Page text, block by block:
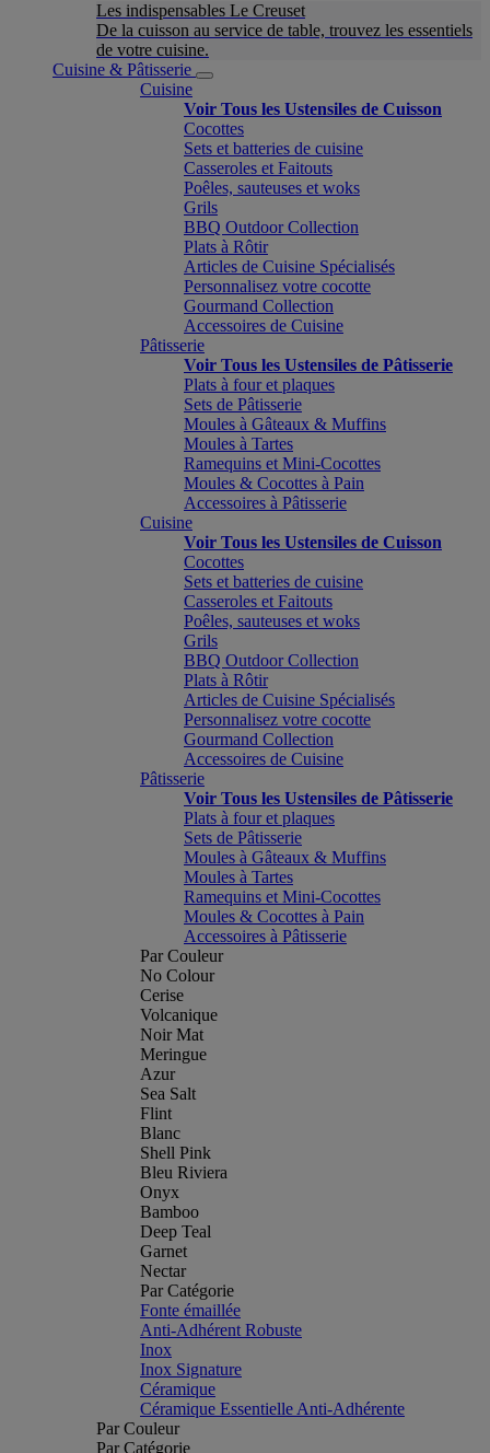
Les indispensables Le Creuset
De la cuisson au service de table, trouvez les essentiels
de votre cuisine.
Cuisine & Pâtisserie
Cuisine
Voir Tous les Ustensiles de Cuisson
Cocottes
Sets et batteries de cuisine
Casseroles et Faitouts
Poêles, sauteuses et woks
Grils
BBQ Outdoor Collection
Plats à Rôtir
Articles de Cuisine Spécialisés
Personnalisez votre cocotte
Gourmand Collection
Accessoires de Cuisine
Pâtisserie
Voir Tous les Ustensiles de Pâtisserie
Plats à four et plaques
Sets de Pâtisserie
Moules à Gâteaux & Muffins
Moules à Tartes
Ramequins et Mini-Cocottes
Moules & Cocottes à Pain
Accessoires à Pâtisserie
Cuisine
Voir Tous les Ustensiles de Cuisson
Cocottes
Sets et batteries de cuisine
Casseroles et Faitouts
Poêles, sauteuses et woks
Grils
BBQ Outdoor Collection
Plats à Rôtir
Articles de Cuisine Spécialisés
Personnalisez votre cocotte
Gourmand Collection
Accessoires de Cuisine
Pâtisserie
Voir Tous les Ustensiles de Pâtisserie
Plats à four et plaques
Sets de Pâtisserie
Moules à Gâteaux & Muffins
Moules à Tartes
Ramequins et Mini-Cocottes
Moules & Cocottes à Pain
Accessoires à Pâtisserie
Par Couleur
No Colour
Cerise
Volcanique
Noir Mat
Meringue
Azur
Sea Salt
Flint
Blanc
Shell Pink
Bleu Riviera
Onyx
Bamboo
Deep Teal
Garnet
Nectar
Par Catégorie
Fonte émaillée
Anti-Adhérent Robuste
Inox
Inox Signature
Céramique
Céramique Essentielle Anti-Adhérente
Par Couleur
Par Catégorie